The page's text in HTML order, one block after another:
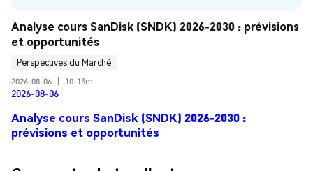
Analyse cours SanDisk (SNDK) 2026-2030 : prévisions
et opportunités
Perspectives du Marché
2026-08-06
10-15m
2026-08-06
Analyse cours SanDisk (SNDK) 2026-2030 :
prévisions et opportunités